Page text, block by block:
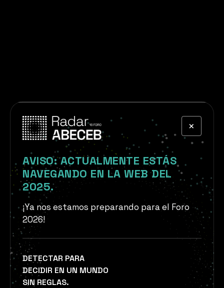
×
AVISO: ACTUALMENTE ESTÁS
NAVEGANDO EN LA WEB DEL
2025.
¡Ya nos estamos preparando para el Foro
2026!
DETECTAR PARA
DECIDIR EN UN MUNDO
SIN REGLAS.